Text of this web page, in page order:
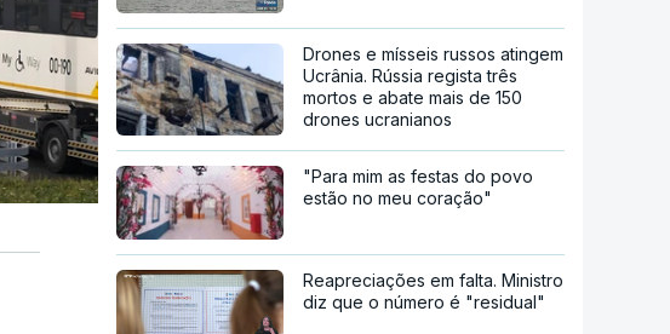
Drones e mísseis russos atingem
Ucrânia. Rússia regista três
mortos e abate mais de 150
drones ucranianos
"Para mim as festas do povo
estão no meu coração"
Reapreciações em falta. Ministro
diz que o número é "residual"